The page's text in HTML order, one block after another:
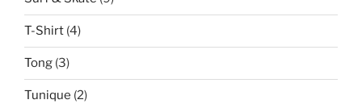
T-Shirt (4)
Tong (3)
Tunique (2)